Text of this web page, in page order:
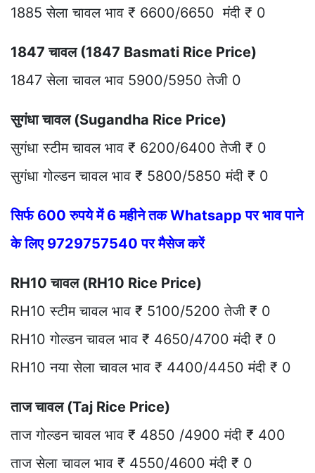
1885 सेला चावल भाव ₹ 6600/6650 मंदी ₹ 0
1847 चावल (1847 Basmati Rice Price)
1847 सेला चावल भाव 5900/5950 तेजी 0
सुगंधा चावल (Sugandha Rice Price)
सुगंधा स्टीम चावल भाव ₹ 6200/6400 तेजी ₹ 0
सुगंधा गोल्डन चावल भाव ₹ 5800/5850 मंदी ₹ 0
सिर्फ 600 रुपये में 6 महीने तक Whatsapp पर भाव पाने
के लिए 9729757540 पर मैसेज करें
RH10 चावल (RH10 Rice Price)
RH10 स्टीम चावल भाव ₹ 5100/5200 तेजी ₹ 0
RH10 गोल्डन चावल भाव ₹ 4650/4700 मंदी ₹ 0
RH10 नया सेला चावल भाव ₹ 4400/4450 मंदी ₹ 0
ताज चावल (Taj Rice Price)
ताज गोल्डन चावल भाव ₹ 4850 /4900 मंदी ₹ 400
ताज सेला चावल भाव ₹ 4550/4600 मंदी ₹ 0